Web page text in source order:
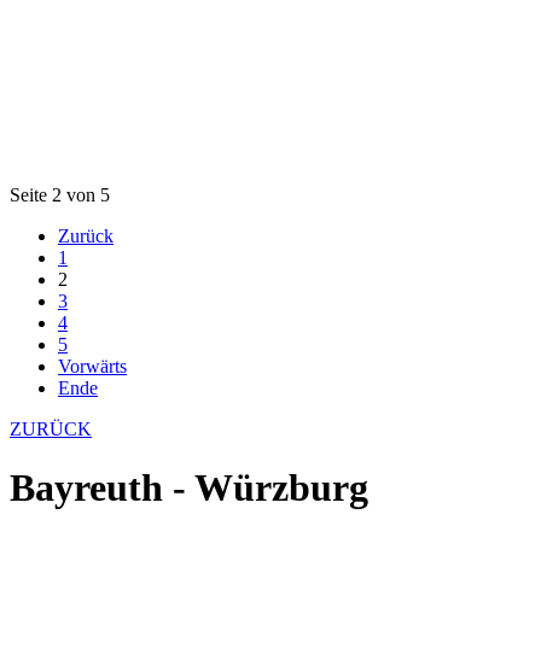
Seite 2 von 5
Zurück
1
2
3
4
5
Vorwärts
Ende
ZURÜCK
Bayreuth - Würzburg